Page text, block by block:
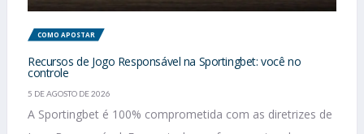
COMO APOSTAR
Recursos de Jogo Responsável na Sportingbet: você no
controle
5 DE AGOSTO DE 2026
A Sportingbet é 100% comprometida com as diretrizes de